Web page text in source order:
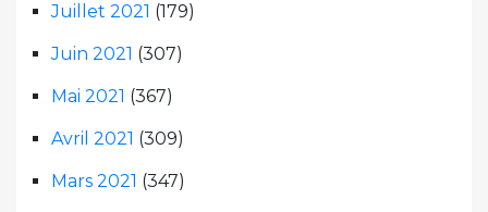
Juillet 2021 (179)
Juin 2021 (307)
Mai 2021 (367)
Avril 2021 (309)
Mars 2021 (347)